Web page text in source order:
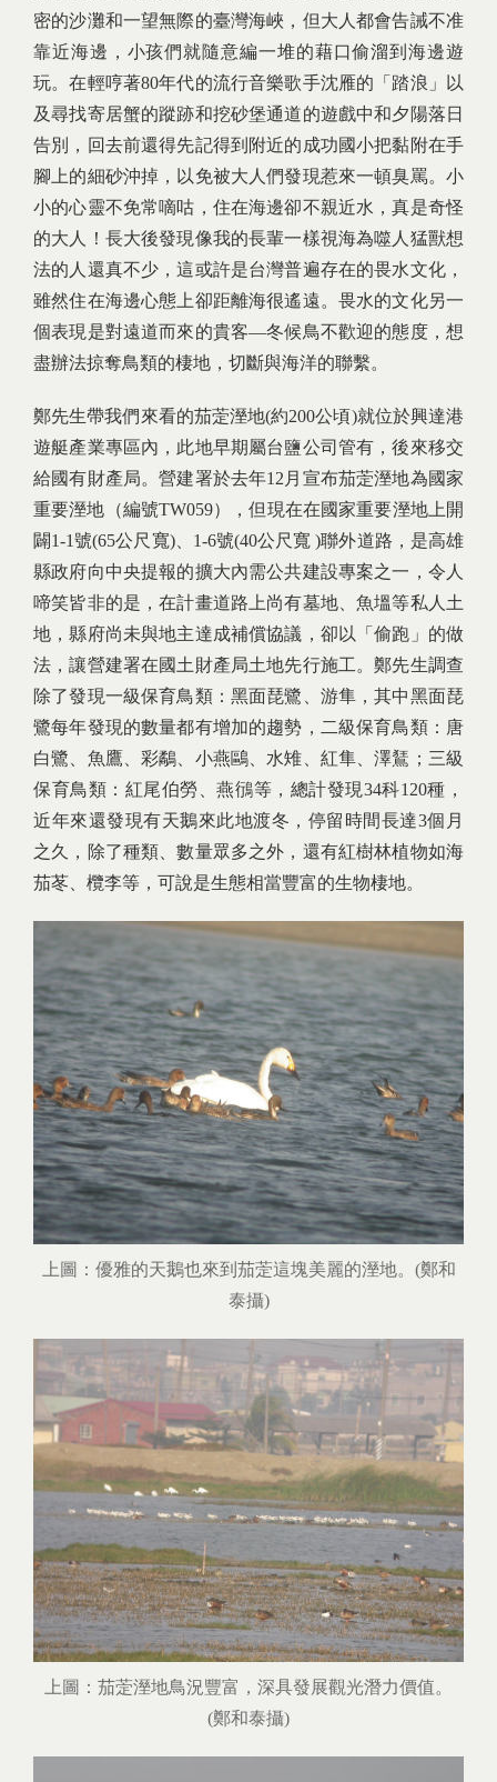
密的沙灘和一望無際的臺灣海峽，但大人都會告誡不准
靠近海邊，小孩們就隨意編一堆的藉口偷溜到海邊遊
玩。在輕哼著80年代的流行音樂歌手沈雁的「踏浪」以
及尋找寄居蟹的蹤跡和挖砂堡通道的遊戲中和夕陽落日
告別，回去前還得先記得到附近的成功國小把黏附在手
腳上的細砂沖掉，以免被大人們發現惹來一頓臭罵。小
小的心靈不免常嘀咕，住在海邊卻不親近水，真是奇怪
的大人！長大後發現像我的長輩一樣視海為噬人猛獸想
法的人還真不少，這或許是台灣普遍存在的畏水文化，
雖然住在海邊心態上卻距離海很遙遠。畏水的文化另一
個表現是對遠道而來的貴客—冬候鳥不歡迎的態度，想
盡辦法掠奪鳥類的棲地，切斷與海洋的聯繫。
鄭先生帶我們來看的茄萣溼地(約200公頃)就位於興達港
遊艇產業專區內，此地早期屬台鹽公司管有，後來移交
給國有財產局。營建署於去年12月宣布茄萣溼地為國家
重要溼地（編號TW059），但現在在國家重要溼地上開
闢1-1號(65公尺寬)、1-6號(40公尺寬 )聯外道路，是高雄
縣政府向中央提報的擴大內需公共建設專案之一，令人
啼笑皆非的是，在計畫道路上尚有墓地、魚塭等私人土
地，縣府尚未與地主達成補償協議，卻以「偷跑」的做
法，讓營建署在國土財產局土地先行施工。鄭先生調查
除了發現一級保育鳥類：黑面琵鷺、游隼，其中黑面琵
鷺每年發現的數量都有增加的趨勢，二級保育鳥類：唐
白鷺、魚鷹、彩鷸、小燕鷗、水雉、紅隼、澤鵟；三級
保育鳥類：紅尾伯勞、燕鴴等，總計發現34科120種，
近年來還發現有天鵝來此地渡冬，停留時間長達3個月
之久，除了種類、數量眾多之外，還有紅樹林植物如海
茄苳、欖李等，可說是生態相當豐富的生物棲地。
上圖：優雅的天鵝也來到茄萣這塊美麗的溼地。(鄭和
泰攝)
上圖：茄萣溼地鳥況豐富，深具發展觀光潛力價值。
(鄭和泰攝)